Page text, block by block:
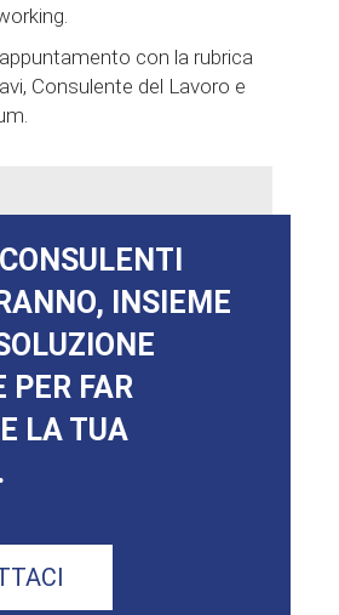
con la rubrica
Consulente del Lavoro e
INSIEME
PER FAR
LA TUA